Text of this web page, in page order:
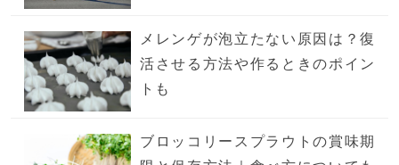
メレンゲが泡立たない原因は？復
活させる方法や作るときのポイン
トも
ブロッコリースプラウトの賞味期